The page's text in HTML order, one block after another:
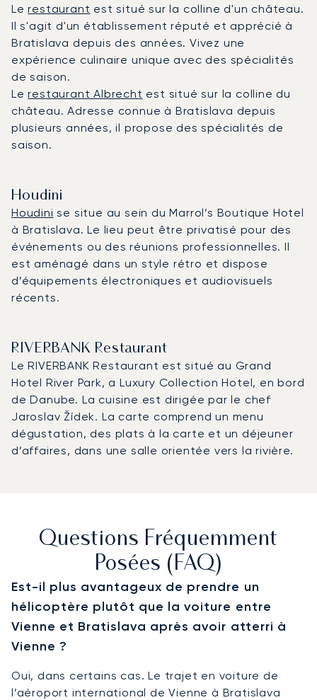
Lerestaurant est situé sur la colline d'un château.
Il s'agit d'un établissement réputé et apprécié à
Bratislava depuis des années. Vivez une
expérience culinaire unique avec des spécialités
de saison.
Lerestaurant Albrecht est situé sur la colline du
château. Adresse connue à Bratislava depuis
plusieurs années, il propose des spécialités de
saison.
Houdini
Houdini se situe au sein du Marrol’s Boutique Hotel
à Bratislava. Le lieu peut être privatisé pour des
événements ou des réunions professionnelles. Il
est aménagé dans un style rétro et dispose
d’équipements électroniques et audiovisuels
récents.
RIVERBANK Restaurant
Le RIVERBANK Restaurant est situé au Grand
Hotel River Park, a Luxury Collection Hotel, en bord
de Danube. La cuisine est dirigée par le chef
Jaroslav Žídek. La carte comprend un menu
dégustation, des plats à la carte et un déjeuner
d’affaires, dans une salle orientée vers la rivière.
Questions Fréquemment
Posées (FAQ)
Est-il plus avantageux de prendre un
hélicoptère plutôt que la voiture entre
Vienne et Bratislava après avoir atterri à
Vienne ?
Oui, dans certains cas. Le trajet en voiture de
l’aéroport international de Vienne à Bratislava